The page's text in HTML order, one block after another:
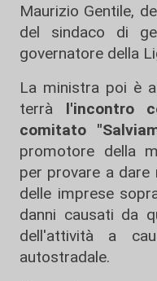
Maurizio Gentile,
del sindaco di
governatore della
La ministra poi è
terrà l'incontro
comitato
promotore della
per provare a
delle imprese
danni causati da
dell'attività a
autostradale.